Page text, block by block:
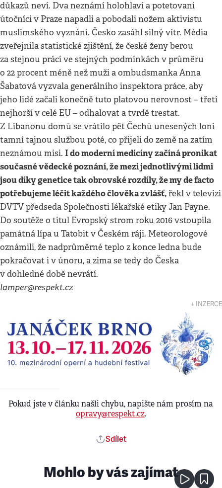
důkazů neví. Dva neznámí holohlaví a potetovaní
útočníci v Praze napadli a pobodali nožem aktivistu
muslimského vyznání. Česko zasáhl silný vítr. Média
zveřejnila statistické zjištění, že české ženy berou
za stejnou práci ve stejných podmínkách v průměru
o 22 procent méně než muži a ombudsmanka Anna
Šabatová vyzvala generálního inspektora práce, aby
jeho lidé začali konečně tuto platovou nerovnost – třetí
nejhorší v celé EU – odhalovat a tvrdě trestat.
Z Libanonu domů se vrátilo pět Čechů unesených loni
tamní tajnou službou poté, co přijeli do země na zatím
neznámou misi. I do moderní medicíny začíná pronikat
současné vědecké poznání, že mezi jednotlivými lidmi
jsou díky genetice tak obrovské rozdíly, že my de facto
potřebujeme léčit každého člověka zvlášť,řekl v televizi
DVTV předseda Společnosti lékařské etiky Jan Payne.
Do soutěže o titul Evropský strom roku 2016 vstoupila
památná lípa u Tatobit v Českém ráji. Meteorologové
oznámili, že nadprůměrné teplo z konce ledna bude
pokračovat i v únoru, a zima se tedy do Česka
v dohledné době nevrátí.
lamper@respekt.cz
↓ INZERCE
Pokud jste v článku našli chybu, napište nám prosím na
opravy@respekt.cz.
Sdílet
Mohlo by vás zajímat